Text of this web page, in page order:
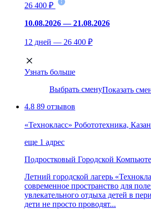
26 400 ₽
10.08.2026 — 21.08.2026
12 дней — 26 400 ₽
Узнать больше
Выбрать сменуПоказать
4.8 89 отзывов
«Технокласс» Робототехника,
еще 1 адрес
Подростковый Городской
Летний городской лагерь
современное пространство для
увлекательного отдыха детей в
дети не просто проводят...